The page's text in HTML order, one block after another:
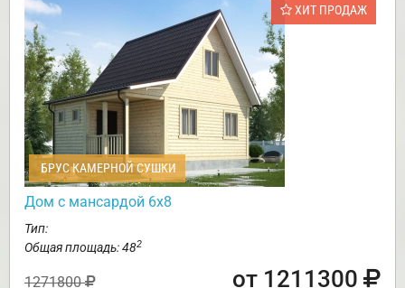
ХИТ ПРОДАЖ
БРУС КАМЕРНОЙ СУШКИ
Дом с мансардой 6х8
Тип:
Общая площадь: 482
1271800 от 1211300